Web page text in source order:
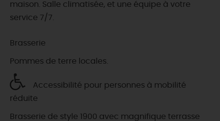
maison. Salle climatisée, et une équipe à votre
service 7/7.
Brasserie
Pommes de terre locales.
Accessibilité pour personnes à mobilité
réduite
Brasserie de style 1900 avec magnifique terrasse